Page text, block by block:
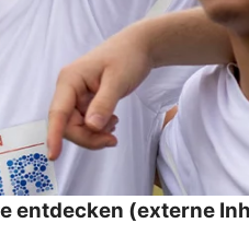
entdecken (externe